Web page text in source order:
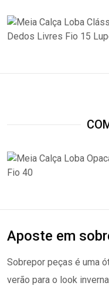
Aposte em
Sobrepor peças é uma
verão para o look